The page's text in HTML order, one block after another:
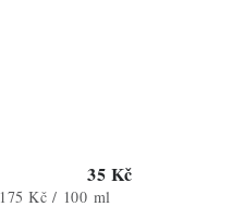
35 Kč
Měrná
175 Kč / 100 ml